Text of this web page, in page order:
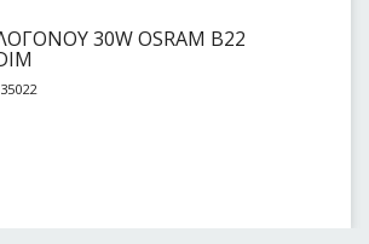
30W OSRAM B22